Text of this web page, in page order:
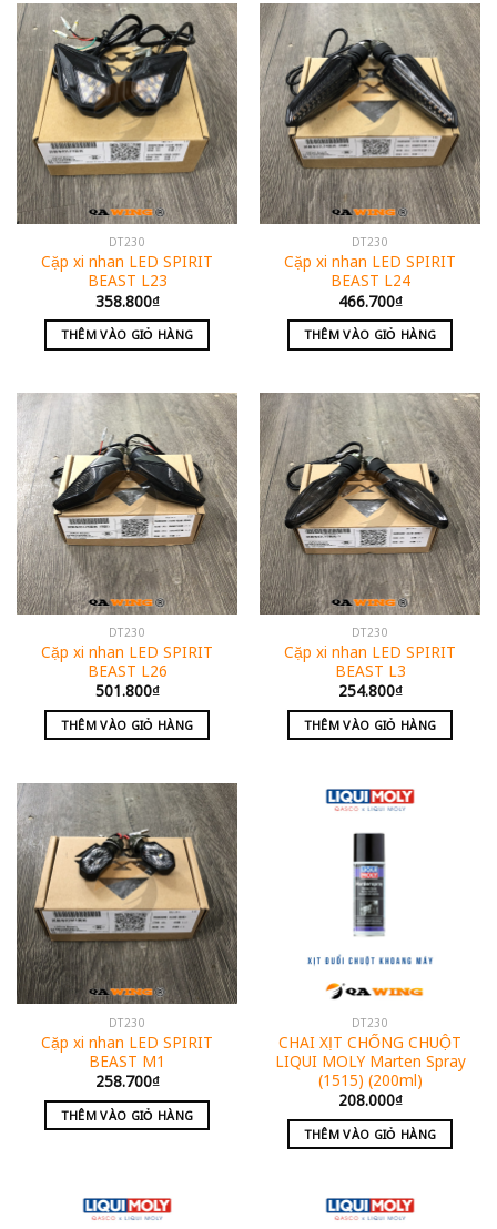
DT230
Cặp xi nhan LED SPIRIT
BEAST L23
358.800₫
THÊM VÀO GIỎ HÀNG
DT230
Cặp xi nhan LED SPIRIT
BEAST L24
466.700₫
THÊM VÀO GIỎ HÀNG
DT230
Cặp xi nhan LED SPIRIT
BEAST L26
501.800₫
THÊM VÀO GIỎ HÀNG
DT230
Cặp xi nhan LED SPIRIT
BEAST L3
254.800₫
THÊM VÀO GIỎ HÀNG
DT230
Cặp xi nhan LED SPIRIT
BEAST M1
258.700₫
THÊM VÀO GIỎ HÀNG
DT230
CHAI XỊT CHỐNG CHUỘT
LIQUI MOLY Marten Spray
(1515) (200ml)
208.000₫
THÊM VÀO GIỎ HÀNG